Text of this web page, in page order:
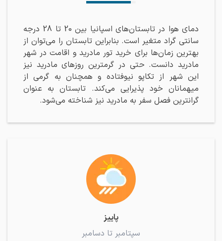
دمای هوا در تابستان‌های اسپانیا بین 20 تا 28 درجه
سانتی گراد متغیر است. بنابراین تابستان را می‌توان از
بهترین زمان‌ها برای خرید تور مادرید و اقامت در شهر
مادرید دانست. حتی در گرمترین روزهای مادرید نیز
این شهر از تکاپو نیوفتاده و همچنان به گرمی از
میهمانان خود پذیرایی می‌کند. تابستان به عنوان
گرانترین فصل سفر به مادرید نیز شناخته می‌شود.
پاییز
سپتامبر تا دسامبر